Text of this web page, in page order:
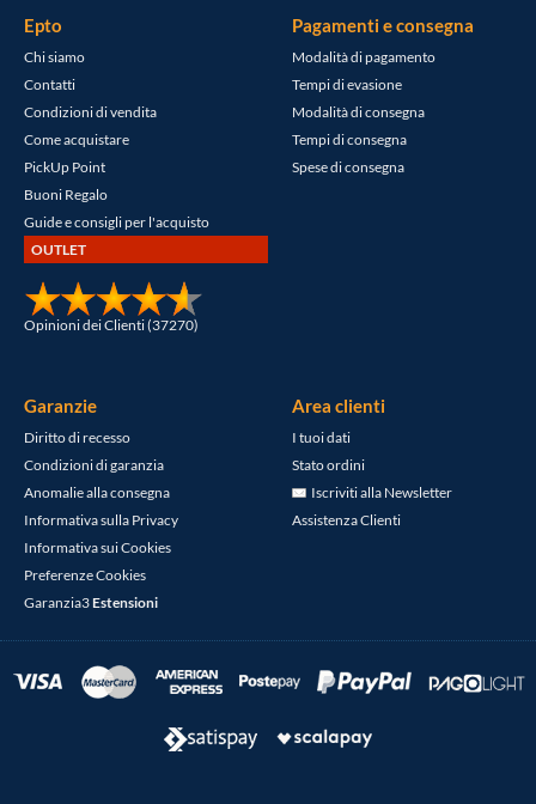
Epto
Chi siamo
Contatti
Condizioni di vendita
Come acquistare
PickUp Point
Buoni Regalo
Guide e consigli per l'acquisto
OUTLET
Opinioni dei Clienti (37270)
Pagamenti e consegna
Modalità di pagamento
Tempi di evasione
Modalità di consegna
Tempi di consegna
Spese di consegna
Garanzie
Diritto di recesso
Condizioni di garanzia
Anomalie alla consegna
Informativa sulla Privacy
Informativa sui Cookies
Preferenze Cookies
Garanzia3Estensioni
Area clienti
I tuoi dati
Stato ordini
Iscriviti alla Newsletter
Assistenza Clienti